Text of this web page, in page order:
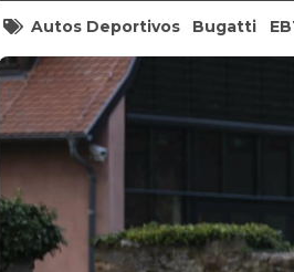
Autos Deportivos Bugatti